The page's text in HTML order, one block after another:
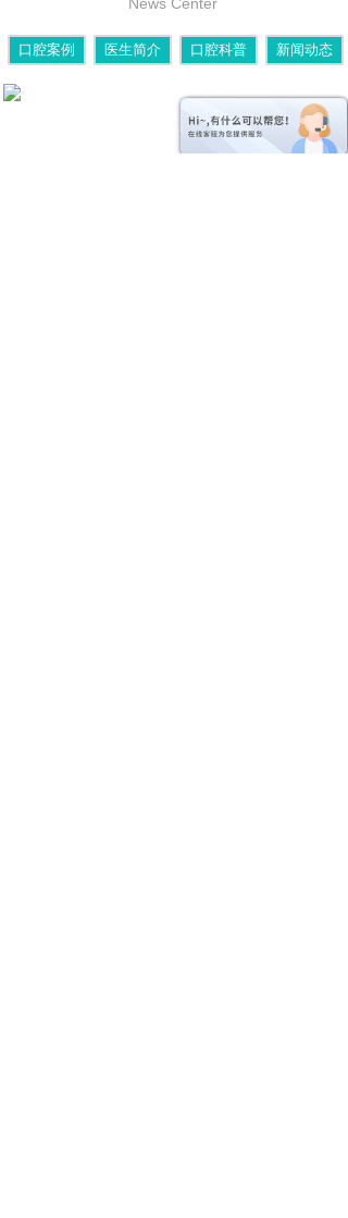
口腔案例 医生简介 口腔科普 新闻动态
傅氏口腔
Hi～，有什么能帮您！